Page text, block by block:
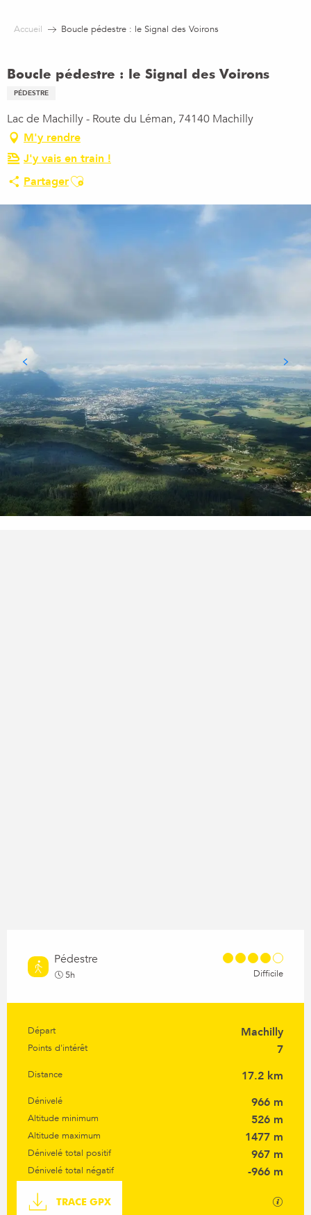
Accueil Boucle pédestre : le Signal des Voirons
Boucle pédestre : le Signal des Voirons
PÉDESTRE
Lac de Machilly - Route du Léman, 74140 Machilly
M'y rendre
J'y vais en train !
PartagerAjouter aux favoris
Pédestre
5h Difficile
Informations pratiques
Départ Machilly
Points d'intérêt 7
Distance 17.2 km
Dénivelé 966 m
Altitude minimum 526 m
Altitude maximum 1477 m
Dénivelé total positif 967 m
Dénivelé total négatif
-966 m
Documentation
TRACE GPX